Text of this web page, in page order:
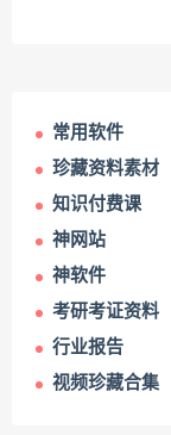
常用软件
珍藏资料素材
知识付费课
神网站
神软件
考研考证资料
行业报告
视频珍藏合集